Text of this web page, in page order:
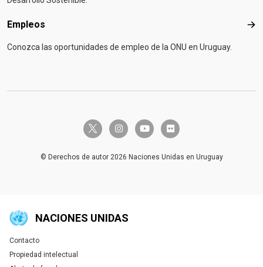
Empleos
Conozca las oportunidades de empleo de la ONU en Uruguay.
twitter-x instagramyoutube flickr
© Derechos de autor 2026 Naciones Unidas en Uruguay
NACIONES UNIDAS
Global U.N. menu
Contacto
Propiedad intelectual